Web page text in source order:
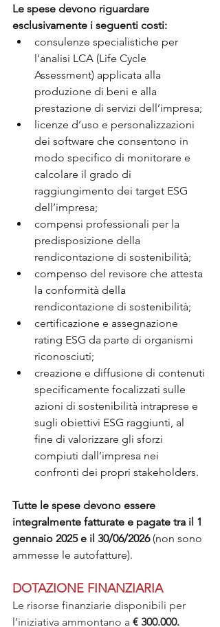
Le spese devono riguardare
esclusivamente i seguenti costi:
consulenze specialistiche per
l’analisi LCA (Life Cycle
Assessment) applicata alla
produzione di beni e alla
prestazione di servizi dell’impresa;
licenze d’uso e personalizzazioni
dei software che consentono in
modo specifico di monitorare e
calcolare il grado di
raggiungimento dei target ESG
dell’impresa;
compensi professionali per la
predisposizione della
rendicontazione di sostenibilità;
compenso del revisore che attesta
la conformità della
rendicontazione di sostenibilità;
certificazione e assegnazione
rating ESG da parte di organismi
riconosciuti;
creazione e diffusione di contenuti
specificamente focalizzati sulle
azioni di sostenibilità intraprese e
sugli obiettivi ESG raggiunti, al
fine di valorizzare gli sforzi
compiuti dall’impresa nei
confronti dei propri stakeholders.
Tutte le spese devono essere
integralmente fatturate e pagate tra il 1
gennaio 2025 e il 30/06/2026 (non sono
ammesse le autofatture).
DOTAZIONE FINANZIARIA
Le risorse finanziarie disponibili per
l’iniziativa ammontano a € 300.000.